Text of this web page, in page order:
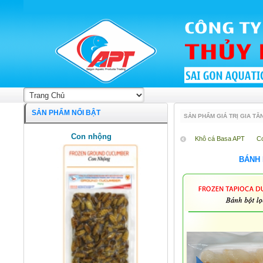
SẢN PHẨM GIÁ TRỊ GIA
Khô cá Basa APT
BÁNH
SẢN PHẨM NỔI BẬT
Con nhộng